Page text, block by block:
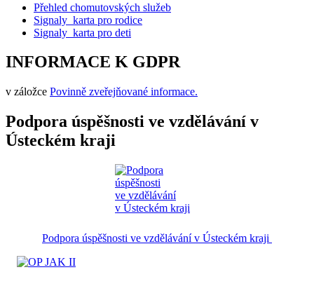
Přehled chomutovských služeb
Signaly_karta pro rodice
Signaly_karta pro deti
INFORMACE K GDPR
v záložce Povinně zveřejňované informace.
Podpora úspěšnosti ve vzdělávání v
Ústeckém kraji
Podpora úspěšnosti ve vzdělávání v Ústeckém kraji